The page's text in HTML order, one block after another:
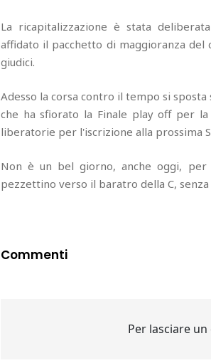
La ricapitalizzazione è stata
affidato il pacchetto di maggioranza
giudici.
Adesso la corsa contro il tempo si
che ha sfiorato la Finale play off per
liberatorie per l'iscrizione alla prossima
Non è un bel giorno, anche oggi,
pezzettino verso il baratro della C,
Commenti